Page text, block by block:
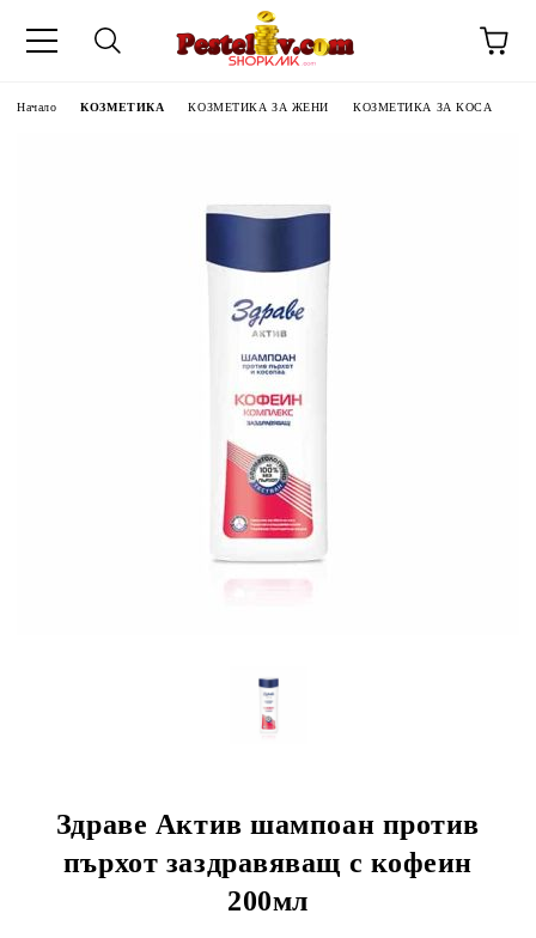
Начало КОЗМЕТИКА КОЗМЕТИКА ЗА ЖЕНИ КОЗМЕТИКА ЗА КОСА
Здраве Актив шампоан против
пърхот заздравяващ с кофеин
200мл